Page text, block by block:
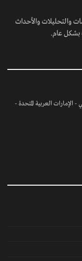
والتحليلات والأحداث
بشكل عام.
الإمارات العربية المتحدة -